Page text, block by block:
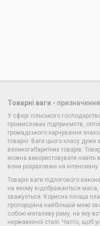
Товарні ваги - призначення
У сфері сільського
промислових підприємств,
громадського харчування
товарні. Ваги цього класу дуже
великогабаритних товарів.
можна використовувати навіть
вони розраховані на інтенсивну
Товарні ваги підлогового
на якому відображається маса,
зважується. Корисна площа
пропорційна найбільшій межі
собою металеву раму, на яку
нержавіючої сталі. Часто, щоб